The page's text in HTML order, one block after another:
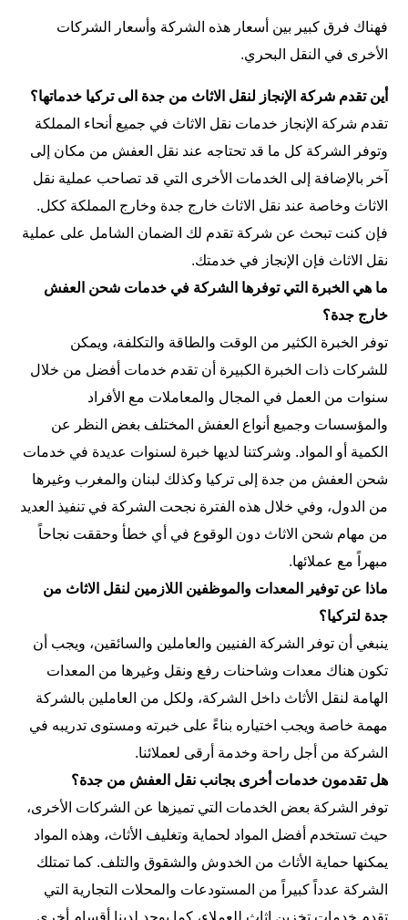
فهناك فرق كبير بين أسعار هذه الشركة وأسعار الشركات
الأخرى في النقل البحري.
أين تقدم شركة الإنجاز لنقل الاثاث من جدة الى تركيا خدماتها؟
تقدم شركة الإنجاز خدمات نقل الاثاث في جميع أنحاء المملكة
وتوفر الشركة كل ما قد تحتاجه عند نقل العفش من مكان إلى
آخر بالإضافة إلى الخدمات الأخرى التي قد تصاحب عملية نقل
الاثاث وخاصة عند نقل الاثاث خارج جدة وخارج المملكة ككل.
فإن كنت تبحث عن شركة تقدم لك الضمان الشامل على عملية
نقل الاثاث فإن الإنجاز في خدمتك.
ما هي الخبرة التي توفرها الشركة في خدمات شحن العفش
خارج جدة؟
توفر الخبرة الكثير من الوقت والطاقة والتكلفة، ويمكن
للشركات ذات الخبرة الكبيرة أن تقدم خدمات أفضل من خلال
سنوات من العمل في المجال والمعاملات مع الأفراد
والمؤسسات وجميع أنواع العفش المختلف بغض النظر عن
الكمية أو المواد. وشركتنا لديها خبرة لسنوات عديدة في خدمات
شحن العفش من جدة إلى تركيا وكذلك لبنان والمغرب وغيرها
من الدول، وفي خلال هذه الفترة نجحت الشركة في تنفيذ العديد
من مهام شحن الاثاث دون الوقوع في أي خطأ وحققت نجاحاً
مبهراً مع عملائها.
ماذا عن توفير المعدات والموظفين اللازمين لنقل الاثاث من
جدة لتركيا؟
ينبغي أن توفر الشركة الفنيين والعاملين والسائقين، ويجب أن
تكون هناك معدات وشاحنات رفع ونقل وغيرها من المعدات
الهامة لنقل الأثاث داخل الشركة، ولكل من العاملين بالشركة
مهمة خاصة ويجب اختياره بناءً على خبرته ومستوى تدريبه في
الشركة من أجل راحة وخدمة أرقى لعملائنا.
هل تقدمون خدمات أخرى بجانب نقل العفش من جدة؟
توفر الشركة بعض الخدمات التي تميزها عن الشركات الأخرى،
حيث تستخدم أفضل المواد لحماية وتغليف الأثاث، وهذه المواد
يمكنها حماية الأثاث من الخدوش والشقوق والتلف. كما تمتلك
الشركة عدداً كبيراً من المستودعات والمحلات التجارية التي
تقدم خدمات تخزين اثاث للعملاء، كما يوجد لدينا أقسام أخرى